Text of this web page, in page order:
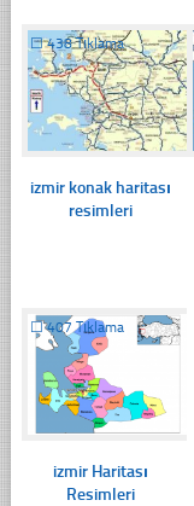
☐438 Tıklama
izmir konak haritası
resimleri
☐407 Tıklama
izmir Haritası
Resimleri